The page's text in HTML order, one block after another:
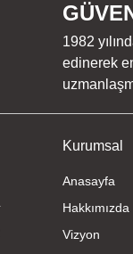
1982
edinerek
Kurumsal
Anasayfa
Hakkımızda
Vizyon